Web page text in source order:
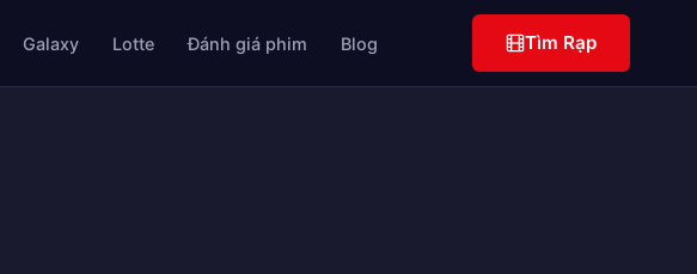
Galaxy Lotte Đánh giá phim Blog Tìm Rạp